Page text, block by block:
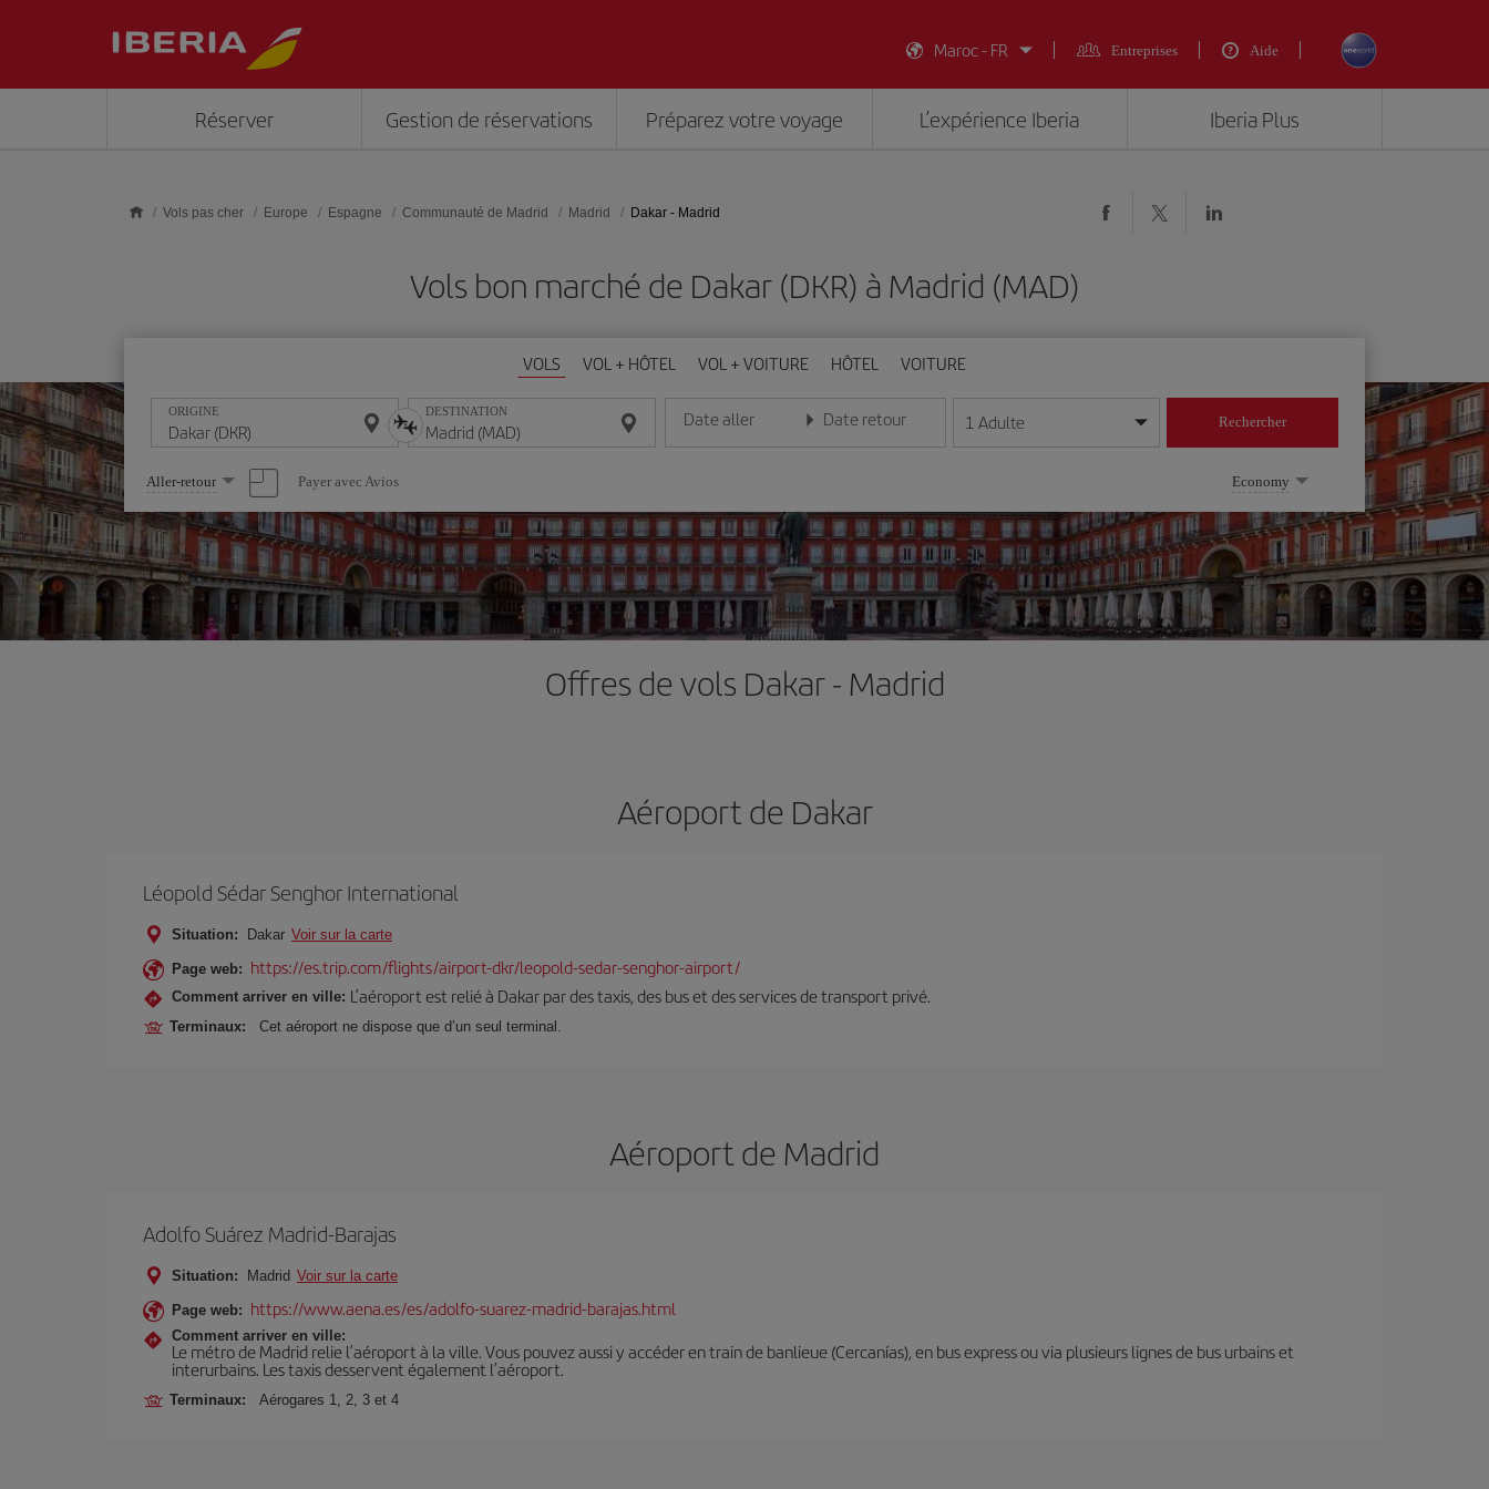
Maroc - FR
Entreprises Aide
Réserver Gestion de réservations Préparez votre voyage L’expérience Iberia Iberia Plus
Vols pas cher Europe Espagne Communauté de Madrid Madrid Dakar - Madrid
Vols bon marché de Dakar (DKR) à Madrid (MAD)
VOLS VOL + HÔTEL VOL + VOITURE HÔTEL VOITURE
ORIGINE DESTINATION Date aller
Entrez la date au format jour/mois/année
Date retour
Entrez la date au format jour/mois/année
1 Adulte Rechercher
Sélectionnez
une
option
Aller-retour Payer avec Avios Economy
Offres de vols Dakar - Madrid
Aéroport de Dakar
Léopold Sédar Senghor International
Situation: Dakar Voir sur la carte
Page web: https://es.trip.com/flights/airport-dkr/leopold-sedar-senghor-airport/
Comment arriver en ville: L’aéroport est relié à Dakar par des taxis, des bus et des services de transport privé.
Terminaux: Cet aéroport ne dispose que d’un seul terminal.
Aéroport de Madrid
Adolfo Suárez Madrid-Barajas
Situation: Madrid Voir sur la carte
Page web: https://www.aena.es/es/adolfo-suarez-madrid-barajas.html
Comment arriver en ville:
Le métro de Madrid relie l’aéroport à la ville. Vous pouvez aussi y accéder en train de banlieue (Cercanías), en bus express ou via plusieurs lignes de bus urbains et
interurbains. Les taxis desservent également l’aéroport.
Terminaux: Aérogares 1, 2, 3 et 4